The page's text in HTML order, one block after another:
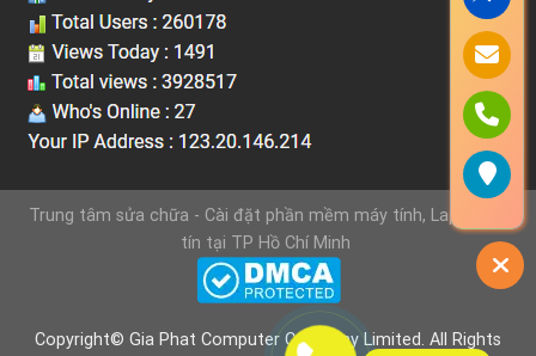
Trung tâm sửa chữa - Cài đặt phần mềm máy tính, Laptop uy
tín tại TP Hồ Chí Minh
Copyright© Gia Phat Computer Company Limited. All Rights